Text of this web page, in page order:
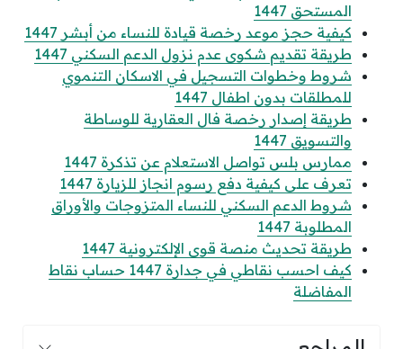
المستحق 1447
كيفية حجز موعد رخصة قيادة للنساء من أبشر 1447
طريقة تقديم شكوى عدم نزول الدعم السكني 1447
شروط وخطوات التسجيل في الاسكان التنموي
للمطلقات بدون اطفال 1447
طريقة إصدار رخصة فال العقارية للوساطة
والتسويق 1447
ممارس بلس تواصل الاستعلام عن تذكرة 1447
تعرف على كيفية دفع رسوم انجاز للزيارة 1447
شروط الدعم السكني للنساء المتزوجات والأوراق
المطلوبة 1447
طريقة تحديث منصة قوى الإلكترونية 1447
كيف احسب نقاطي في جدارة 1447 حساب نقاط
المفاضلة